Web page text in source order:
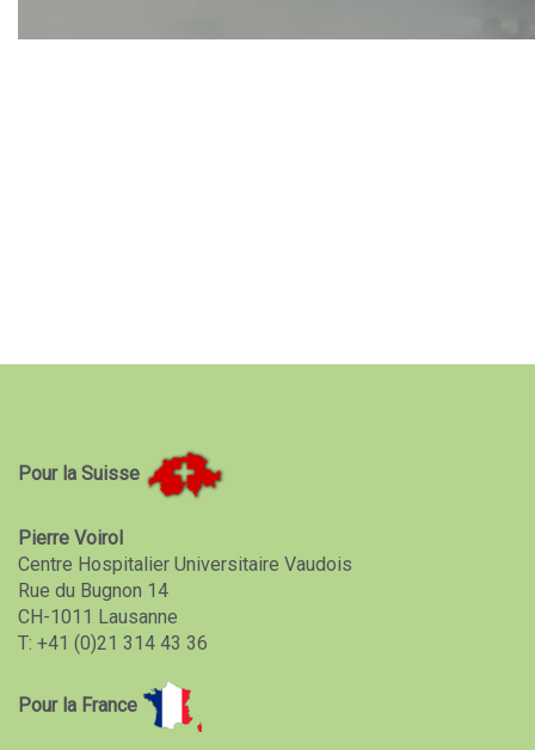
Pour la Suisse
Pierre Voirol
Centre Hospitalier Universitaire Vaudois
Rue du Bugnon 14
CH-1011 Lausanne
T: +41 (0)21 314 43 36
Pour la France